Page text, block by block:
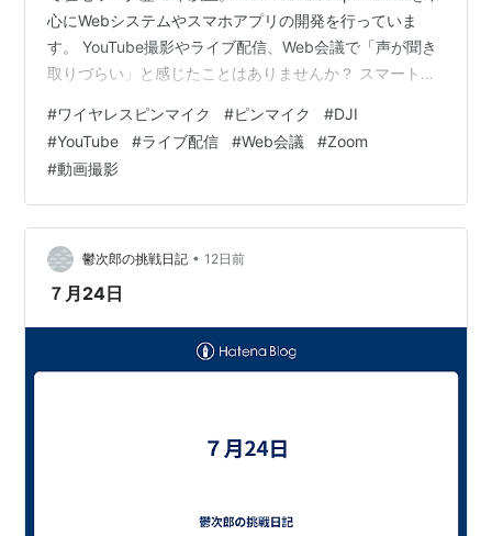
心にWebシステムやスマホアプリの開発を行っていま
す。 YouTube撮影やライブ配信、Web会議で「声が聞き
取りづらい」と感じたことはありませんか？ スマートフ
雑音を拾いやすく、音質も十分とは言えません。 そんな
ときに活躍するのがワイヤレスピンマイクです。服に装
着するだけでクリアな音声を録音でき、動画制作やオン
ライン会議のクオリティを大きく向上させてくれます。
私自身もYouTube動画やライブ配信を行っていますが、
…
#ワイヤレスピンマイク #ピンマイク #DJI
#YouTube #ライブ配信 #Web会議 #Zoom
#動画撮影
鬱次郎の挑戦日記 • 12日前
７月24日